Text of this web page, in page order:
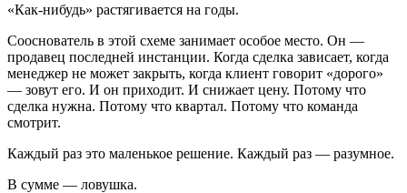
«Как-нибудь» растягивается на годы.
Сооснователь в этой схеме занимает особое место. Он —
продавец последней инстанции. Когда сделка зависает, когда
менеджер не может закрыть, когда клиент говорит «дорого»
— зовут его. И он приходит. И снижает цену. Потому что
сделка нужна. Потому что квартал. Потому что команда
смотрит.
Каждый раз это маленькое решение. Каждый раз — разумное.
В сумме — ловушка.